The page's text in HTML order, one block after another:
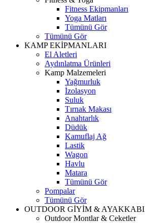
Fitness Ekipmanları
Yoga Matları
Tümünü Gör
Tümünü Gör
KAMP EKİPMANLARI
El Aletleri
Aydınlatma Ürünleri
Kamp Malzemeleri
Yağmurluk
İzolasyon
Suluk
Tırnak Makası
Anahtarlık
Düdük
Kamuflaj Ağ
Lastik
Wagon
Havlu
Matara
Tümünü Gör
Pompalar
Tümünü Gör
OUTDOOR GİYİM & AYAKKABI
Outdoor Montlar & Ceketler